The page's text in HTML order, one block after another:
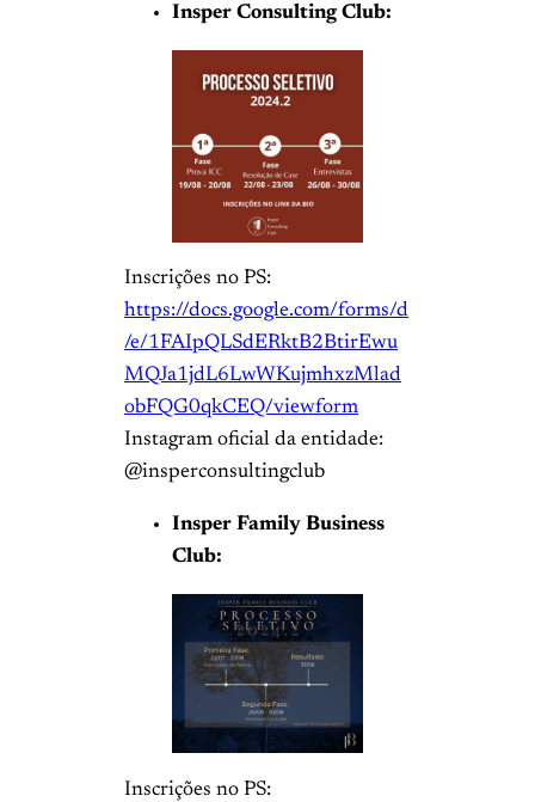
Insper Consulting Club:
Inscrições no PS:
https://docs.google.com/forms/d
/e/1FAIpQLSdERktB2BtirEwu
MQJa1jdL6LwWKujmhxzMlad
obFQG0qkCEQ/viewform
Instagram oficial da entidade:
@insperconsultingclub
Insper Family Business
Club:
Inscrições no PS: